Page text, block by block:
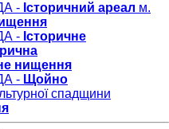
- Історичний ареал м.
- Історичне
нищення
- Щойно
спадщини